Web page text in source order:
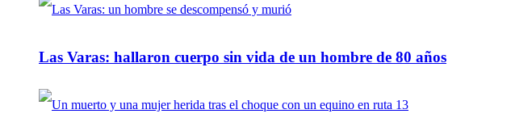
Las Varas: hallaron cuerpo sin vida de un hombre de 80 años